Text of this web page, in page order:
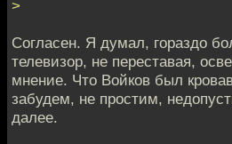
>
Согласен. Я думал, гораздо
телевизор, не переставая,
мнение. Что Войков был
забудем, не простим,
далее.